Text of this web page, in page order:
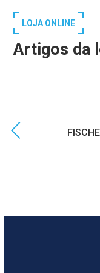
LOJA ONLINE
Artigos da